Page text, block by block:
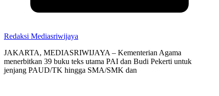
Redaksi Mediasriwijaya
JAKARTA, MEDIASRIWIJAYA – Kementerian Agama
menerbitkan 39 buku teks utama PAI dan Budi Pekerti untuk
jenjang PAUD/TK hingga SMA/SMK dan